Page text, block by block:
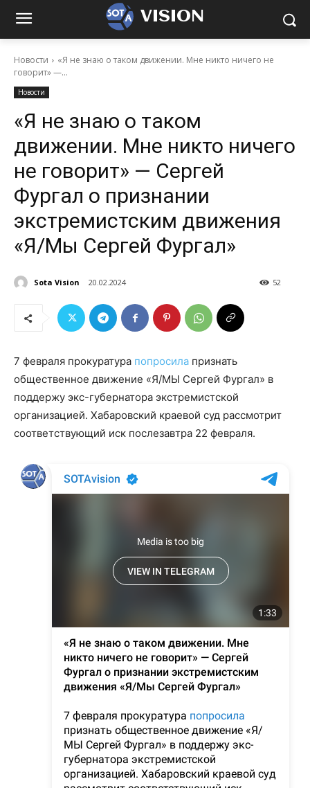
VISION
Новости
«Я не знаю о таком движении. Мне никто ничего не
говорит» —...
Новости
«Я не знаю о таком
движении. Мне никто ничего
не говорит» — Сергей
Фургал о признании
экстремистским движения
«Я/Мы Сергей Фургал»
Sota Vision 20.02.2024 52
7 февраля прокуратура попросила признать
общественное движение «Я/МЫ Сергей Фургал» в
поддержу экс-губернатора экстремистской
организацией. Хабаровский краевой суд рассмотрит
соответствующий иск послезавтра 22 февраля.